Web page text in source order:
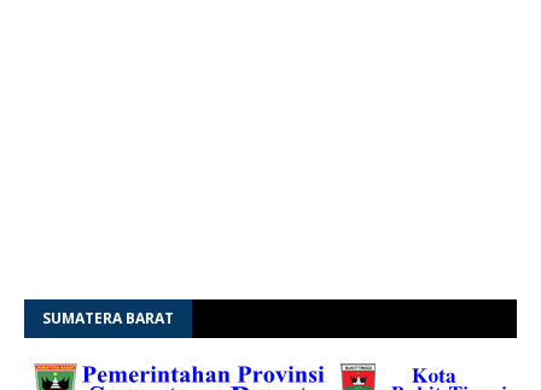
SUMATERA BARAT